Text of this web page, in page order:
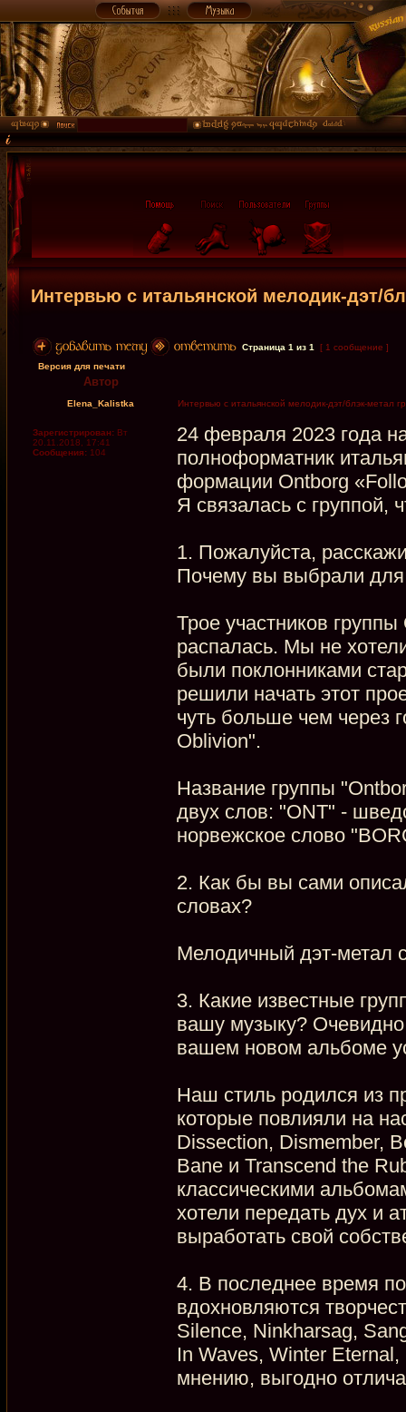
Интервью с итальянской мелодик-дэт/
Страница 1 из 1
[ 1 сообщение ]
Версия для печати
Автор
Elena_Kalistka Интервью с итальянской мелодик-дэт/блэк-метал
Зарегистрирован: Вт
20.11.2018, 17:41
Сообщения: 104
24 февраля 2023 года
полноформатник
формации Ontborg
Я связалась с группой,
1. Пожалуйста,
Почему вы выбрали для
Трое участников
распалась. Мы не
были поклонниками
решили начать этот
чуть больше чем через
Oblivion".
Название группы
двух слов: "ONT" -
норвежское слово
2. Как бы вы сами
словах?
Мелодичный дэт-метал
3. Какие известные
вашу музыку?
вашем новом альбоме
Наш стиль родился из
которые повлияли на
Dissection, Dismember,
Bane и Transcend the
классическими
хотели передать дух и
выработать свой
4. В последнее время
вдохновляются
Silence, Ninkharsag,
In Waves, Winter
мнению, выгодно